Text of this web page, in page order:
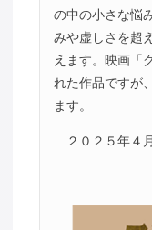
の中の小さな悩
みや虚しさを超
えます。映画「
れた作品ですが
ます。
２０２５年４